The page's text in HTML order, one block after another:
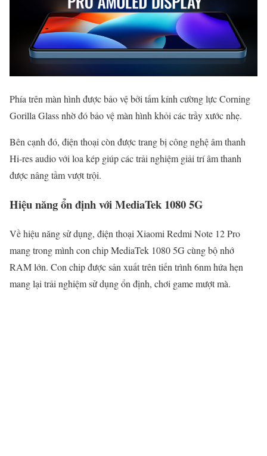
Phía trên màn hình được bảo vệ bởi tấm kính cường lực Corning
Gorilla Glass nhờ đó bảo vệ màn hình khỏi các trầy xước nhẹ.
Bên cạnh đó, điện thoại còn được trang bị công nghệ âm thanh
Hi-res audio với loa kép giúp các trải nghiệm giải trí âm thanh
được nâng tầm vượt trội.
Hiệu năng ổn định với MediaTek 1080 5G
Về hiệu năng sử dụng, điện thoại Xiaomi Redmi Note 12 Pro
mang trong mình con chip MediaTek 1080 5G cùng bộ nhớ
RAM lớn. Con chip được sản xuất trên tiến trình 6nm hứa hẹn
mang lại trải nghiệm sử dụng ổn định, chơi game mượt mà.